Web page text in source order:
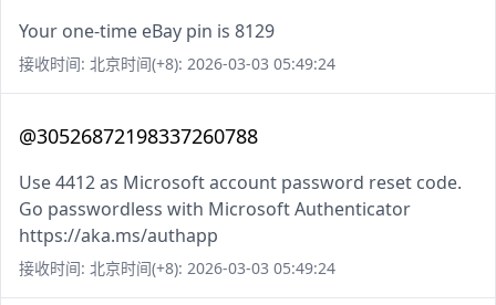
Your one-time eBay pin is 8129
接收时间: 北京时间(+8): 2026-03-03 05:49:24
@30526872198337260788
Use 4412 as Microsoft account password reset code.
Go passwordless with Microsoft Authenticator
https://aka.ms/authapp
接收时间: 北京时间(+8): 2026-03-03 05:49:24